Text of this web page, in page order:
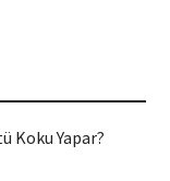
Koku Yapar?